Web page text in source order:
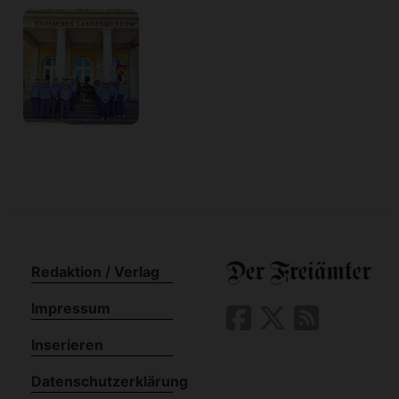
Redaktion / Verlag
Impressum
Inserieren
Datenschutzerklärung